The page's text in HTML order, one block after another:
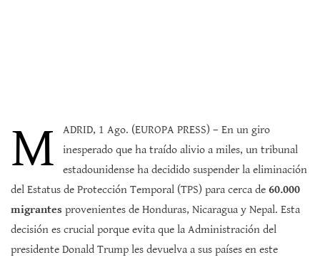
M
ADRID, 1 Ago. (EUROPA PRESS) – En un giro
inesperado que ha traído alivio a miles, un tribunal
estadounidense ha decidido suspender la eliminación
del Estatus de Protección Temporal (TPS) para cerca de 60.000
migrantes provenientes de Honduras, Nicaragua y Nepal. Esta
decisión es crucial porque evita que la Administración del
presidente Donald Trump les devuelva a sus países en este